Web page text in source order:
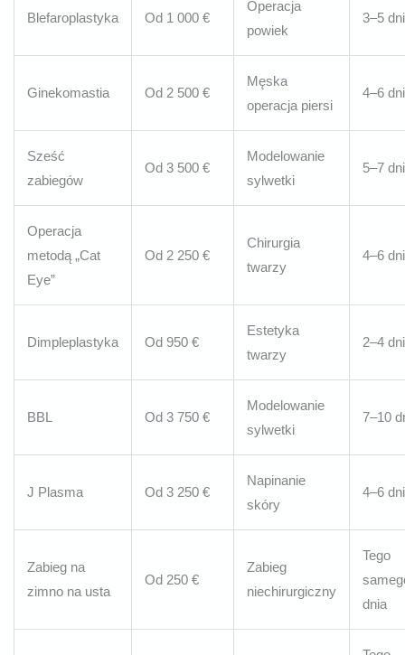
Blefaroplastyka Od 1 000 €
Operacja
powiek
3–5 dni
Ginekomastia Od 2 500 €
Męska
operacja piersi
4–6 dni
Sześć
zabiegów
Od 3 500 €
Modelowanie
sylwetki
5–7 dni
Operacja
metodą „Cat
Eye”
Od 2 250 €
Chirurgia
twarzy
4–6 dni
Dimpleplastyka Od 950 €
Estetyka
twarzy
2–4 dni
BBL Od 3 750 €
Modelowanie
sylwetki
7–10
J Plasma Od 3 250 €
Napinanie
skóry
4–6 dni
Zabieg na
zimno na usta
Od 250 €
Zabieg
niechirurgiczny
Tego
dnia